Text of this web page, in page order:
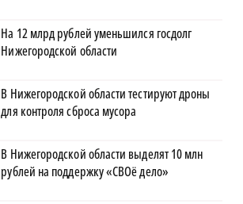
На 12 млрд рублей уменьшился госдолг
Нижегородской области
В Нижегородской области тестируют дроны
для контроля сброса мусора
В Нижегородской области выделят 10 млн
рублей на поддержку «СВОё дело»